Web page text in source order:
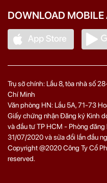
DOWNLOAD MOBILE
Trụ sở chính: Lầu 8, tòa nhà số
Chí Minh
Văn phòng HN: Lầu 5A, 71‑73
Giấy chứng nhận Đăng ký Kinh
và đầu tư TP HCM - Phòng
31/07/2020 và sửa đổi lần đầu
Copyright @2020 Công Ty Cổ
reserved.